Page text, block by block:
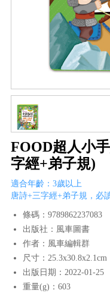
FOOD超人小
字經+弟子規)
適合年齡：3歲以上
唐詩+三字經+弟子規，必
條碼：9789862237083
出版社：風車圖書
作者：風車編輯群
尺寸：25.3x30.8x2.1cm
出版日期：2022-01-25
重量(g)：603